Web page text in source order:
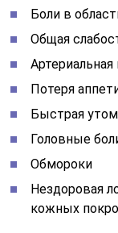
Боли в
Общая
Артериальная
Потеря
Быстрая
Головные
Обмороки
Нездоровая
кожных